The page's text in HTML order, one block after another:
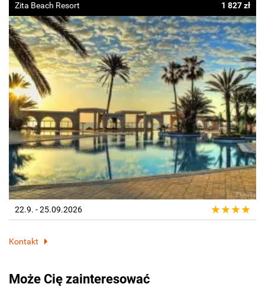
Zita Beach Resort 1 827 zł
22.9. - 25.09.2026
Kontakt
Może Cię zainteresować